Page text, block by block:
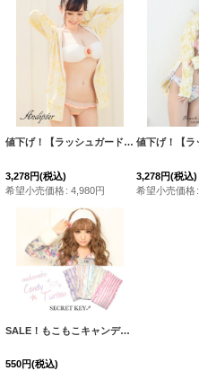
値下げ！【ラッシュガード】UVカットパーカー/ジャージ/スウェット/部屋着/パジャマ/杉原杏璃×sugarコラボプルメリアパーカー/ジャージ/スウェット/部屋着/パジャマ/[FB01]
3,278円(税込)
希望小売価格: 4,980円
3,278円(税込)
希望小売価格:
SALE！もこもこキャンディーターバン・5カラー［HC02-U］
550円(税込)